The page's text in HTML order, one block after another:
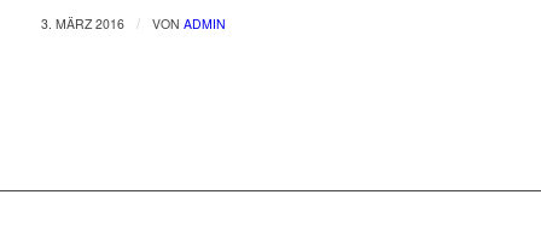
3. MÄRZ 2016 / VON ADMIN